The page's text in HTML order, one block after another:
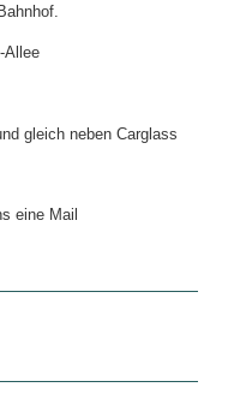
Allee
gleich neben Carglass
eine Mail